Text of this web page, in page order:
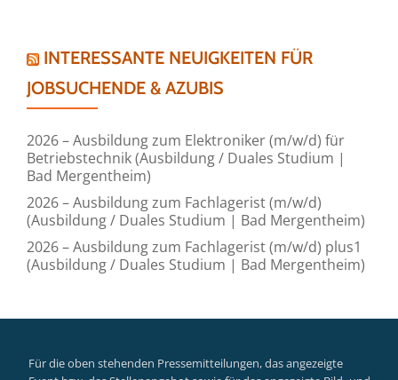
INTERESSANTE NEUIGKEITEN FÜR
JOBSUCHENDE & AZUBIS
2026 – Ausbildung zum Elektroniker (m/w/d) für
Betriebstechnik (Ausbildung / Duales Studium |
Bad Mergentheim)
2026 – Ausbildung zum Fachlagerist (m/w/d)
(Ausbildung / Duales Studium | Bad Mergentheim)
2026 – Ausbildung zum Fachlagerist (m/w/d) plus1
(Ausbildung / Duales Studium | Bad Mergentheim)
Für die oben stehenden Pressemitteilungen, das angezeigte